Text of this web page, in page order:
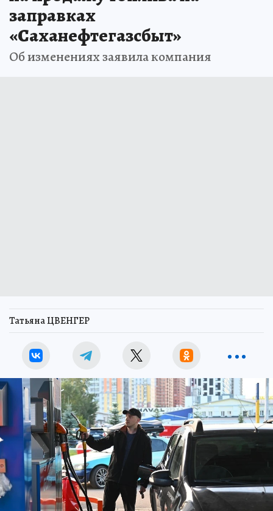
заправках
«Саханефтегазсбыт»
Об изменениях заявила компания
Татьяна ЦВЕНГЕР